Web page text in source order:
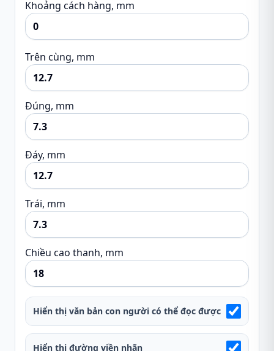
Khoảng cách hàng, mm
Trên cùng, mm
Đúng, mm
Đáy, mm
Trái, mm
Chiều cao thanh, mm
Hiển thị văn bản con người có thể đọc được
Hiển thị đường viền nhãn